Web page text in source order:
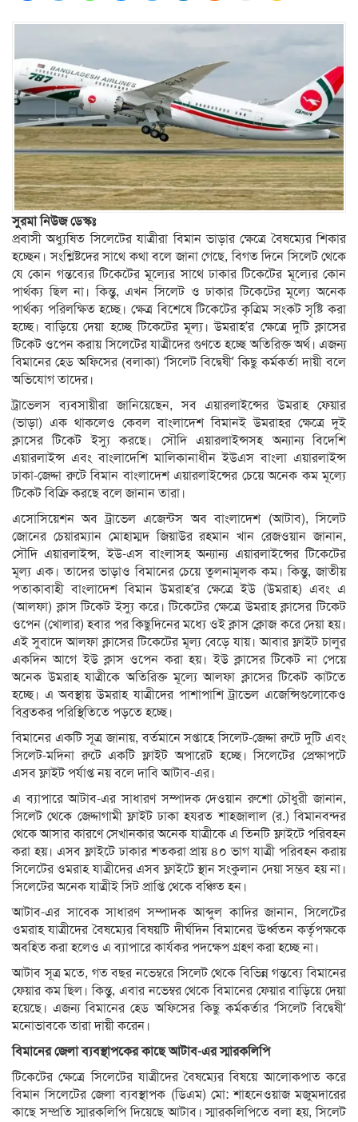
সুরমা নিউজ ডেস্কঃ
প্রবাসী অধ্যুষিত সিলেটের যাত্রীরা বিমান ভাড়ার ক্ষেত্রে বৈষম্যের শিকার
হচ্ছেন। সংশ্লিষ্টদের সাথে কথা বলে জানা গেছে, বিগত দিনে সিলেট থেকে
যে কোন গন্তব্যের টিকেটের মূল্যের সাথে ঢাকার টিকেটের মূল্যের কোন
পার্থক্য ছিল না। কিন্তু, এখন সিলেট ও ঢাকার টিকেটের মূল্যে অনেক
পার্থক্য পরিলক্ষিত হচ্ছে। ক্ষেত্র বিশেষে টিকেটের কৃত্রিম সংকট সৃষ্টি করা
হচ্ছে। বাড়িয়ে দেয়া হচ্ছে টিকেটের মূল্য। উমরাহ’র ক্ষেত্রে দুটি ক্লাসের
টিকেট ওপেন করায় সিলেটের যাত্রীদের গুণতে হচ্ছে অতিরিক্ত অর্থ। এজন্য
বিমানের হেড অফিসের (বলাকা) ‘সিলেট বিদ্বেষী’ কিছু কর্মকর্তা দায়ী বলে
অভিযোগ তাদের।
ট্রাভেলস ব্যবসায়ীরা জানিয়েছেন, সব এয়ারলাইন্সের উমরাহ ফেয়ার
(ভাড়া) এক থাকলেও কেবল বাংলাদেশ বিমানই উমরাহর ক্ষেত্রে দুই
ক্লাসের টিকেট ইস্যু করছে। সৌদি এয়ারলাইন্সসহ অন্যান্য বিদেশি
এয়ারলাইন্স এবং বাংলাদেশি মালিকানাধীন ইউএস বাংলা এয়ারলাইন্স
ঢাকা-জেদ্দা রুটে বিমান বাংলাদেশ এয়ারলাইন্সের চেয়ে অনেক কম মূল্যে
টিকেট বিক্রি করছে বলে জানান তারা।
এসোসিয়েশন অব ট্রাভেল এজেন্টস অব বাংলাদেশ (আটাব), সিলেট
জোনের চেয়ারম্যান মোহাম্মদ জিয়াউর রহমান খান রেজওয়ান জানান,
সৌদি এয়ারলাইন্স, ইউ-এস বাংলাসহ অন্যান্য এয়ারলাইন্সের টিকেটের
মূল্য এক। তাদের ভাড়াও বিমানের চেয়ে তুলনামূলক কম। কিন্তু, জাতীয়
পতাকাবাহী বাংলাদেশ বিমান উমরাহ’র ক্ষেত্রে ইউ (উমরাহ) এবং এ
(আলফা) ক্লাস টিকেট ইস্যু করে। টিকেটের ক্ষেত্রে উমরাহ ক্লাসের টিকেট
ওপেন (খোলার) হবার পর কিছুদিনের মধ্যে ওই ক্লাস ক্লোজ করে দেয়া হয়।
এই সুবাদে আলফা ক্লাসের টিকেটের মূল্য বেড়ে যায়। আবার ফ্লাইট চালুর
একদিন আগে ইউ ক্লাস ওপেন করা হয়। ইউ ক্লাসের টিকেট না পেয়ে
অনেক উমরাহ যাত্রীকে অতিরিক্ত মূল্যে আলফা ক্লাসের টিকেট কাটতে
হচ্ছে। এ অবস্থায় উমরাহ যাত্রীদের পাশাপাশি ট্রাভেল এজেন্সিগুলোকেও
বিব্রতকর পরিস্থিতিতে পড়তে হচ্ছে।
বিমানের একটি সূত্র জানায়, বর্তমানে সপ্তাহে সিলেট-জেদ্দা রুটে দুটি এবং
সিলেট-মদিনা রুটে একটি ফ্লাইট অপারেট হচ্ছে। সিলেটের প্রেক্ষাপটে
এসব ফ্লাইট পর্যাপ্ত নয় বলে দাবি আটাব-এর।
এ ব্যাপারে আটাব-এর সাধারণ সম্পাদক দেওয়ান রুশো চৌধুরী জানান,
সিলেট থেকে জেদ্দাগামী ফ্লাইট ঢাকা হযরত শাহজালাল (র.) বিমানবন্দর
থেকে আসার কারণে সেখানকার অনেক যাত্রীকে এ তিনটি ফ্লাইটে পরিবহন
করা হয়। এসব ফ্লাইটে ঢাকার শতকরা প্রায় ৪০ ভাগ যাত্রী পরিবহন করায়
সিলেটের ওমরাহ যাত্রীদের এসব ফ্লাইটে স্থান সংকুলান দেয়া সম্ভব হয় না।
সিলেটের অনেক যাত্রীই সিট প্রাপ্তি থেকে বঞ্চিত হন।
আটাব-এর সাবেক সাধারণ সম্পাদক আব্দুল কাদির জানান, সিলেটের
ওমরাহ যাত্রীদের বৈষম্যের বিষয়টি দীর্ঘদিন বিমানের ঊর্ধ্বতন কর্তৃপক্ষকে
অবহিত করা হলেও এ ব্যাপারে কার্যকর পদক্ষেপ গ্রহণ করা হচ্ছে না।
আটাব সূত্র মতে, গত বছর নভেম্বরে সিলেট থেকে বিভিন্ন গন্তব্যে বিমানের
ফেয়ার কম ছিল। কিন্তু, এবার নভেম্বর থেকে বিমানের ফেয়ার বাড়িয়ে দেয়া
হয়েছে। এজন্য বিমানের হেড অফিসের কিছু কর্মকর্তার ‘সিলেট বিদ্বেষী’
মনোভাবকে তারা দায়ী করেন।
বিমানের জেলা ব্যবস্থাপকের কাছে আটাব-এর স্মারকলিপি
টিকেটের ক্ষেত্রে সিলেটের যাত্রীদের বৈষম্যের বিষয়ে আলোকপাত করে
বিমান সিলেটের জেলা ব্যবস্থাপক (ডিএম) মো: শাহনেওয়াজ মজুমদারের
কাছে সম্প্রতি স্মারকলিপি দিয়েছে আটাব। স্মারকলিপিতে বলা হয়, সিলেট